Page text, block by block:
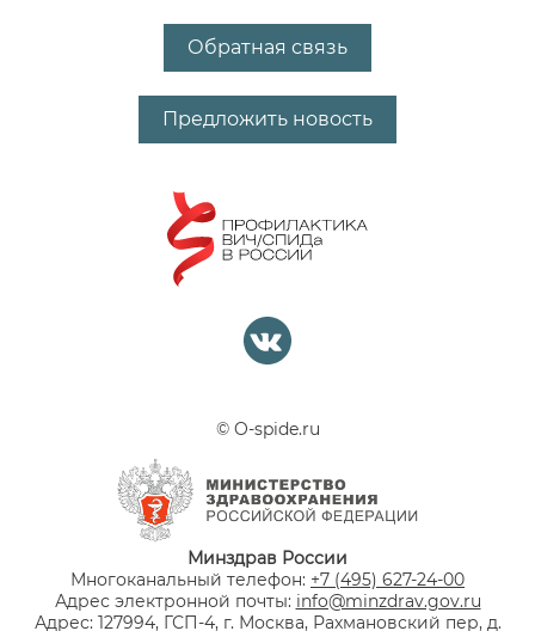
Обратная связь
Предложить новость
© O-spide.ru
Минздрав России
Многоканальный телефон: +7 (495) 627-24-00
Адрес электронной почты: info@minzdrav.gov.ru
Адрес: 127994, ГСП-4, г. Москва, Рахмановский пер, д.